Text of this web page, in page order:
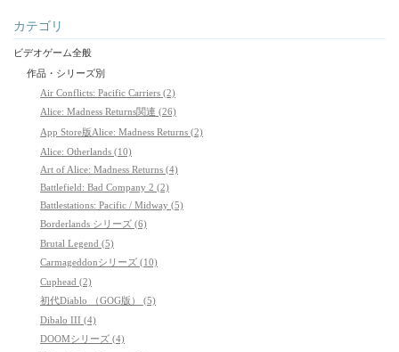
カテゴリ
ビデオゲーム全般
作品・シリーズ別
Air Conflicts: Pacific Carriers (2)
Alice: Madness Returns関連 (26)
App Store版Alice: Madness Returns (2)
Alice: Otherlands (10)
Art of Alice: Madness Returns (4)
Battlefield: Bad Company 2 (2)
Battlestations: Pacific / Midway (5)
Borderlands シリーズ (6)
Brutal Legend (5)
Carmageddonシリーズ (10)
Cuphead (2)
初代Diablo （GOG版） (5)
Dibalo III (4)
DOOMシリーズ (4)